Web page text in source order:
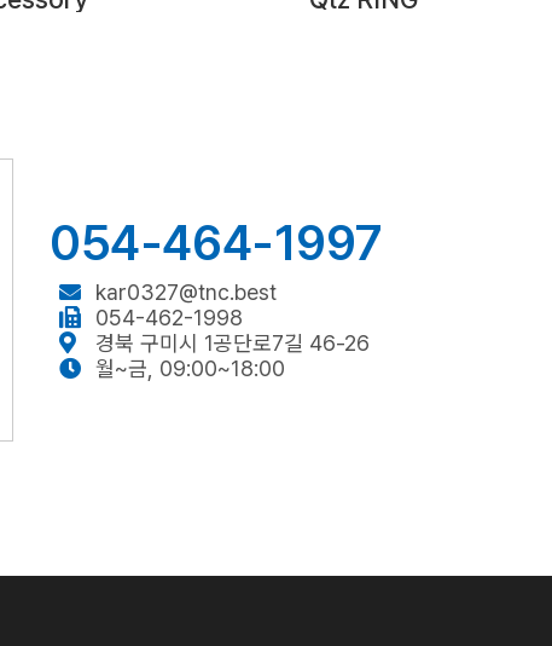
054-464-1997
kar0327@tnc.best
054-462-1998
경북 구미시 1공단로7길 46-26
월~금, 09:00~18:00